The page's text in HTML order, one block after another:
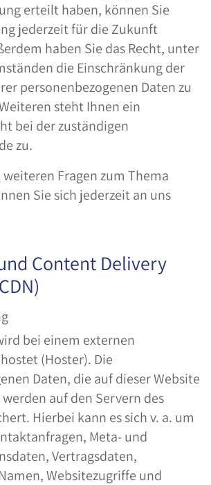
erteilt haben, können Sie
jederzeit für die Zukunft
haben Sie das Recht, unter
die Einschränkung der
personenbezogenen Daten zu
steht Ihnen ein
bei der zuständigen
zu.
weiteren Fragen zum Thema
Sie sich jederzeit an uns
Content Delivery
bei einem externen
(Hoster). Die
Daten, die auf dieser Website
auf den Servern des
Hierbei kann es sich v. a. um
Meta- und
Vertragsdaten,
Websitezugriffe und